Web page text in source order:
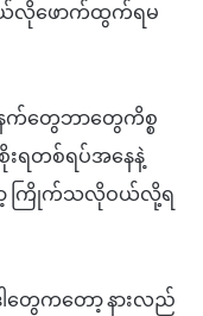
လိုဖောက်ထွက်ရမ
က်တွေဘာတွေကိစ္စ
းရတစ်ရပ်အနေနဲ့
ာ့ ကြိုက်သလိုဝယ်လို့ရ
တွေကတော့ နားလည်